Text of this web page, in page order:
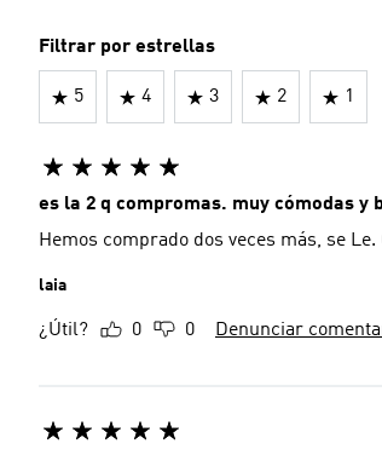
Filtrar por estrellas
5 4 3 2 1
es la 2 q compromas. muy cómodas y
Hemos comprado dos veces más, se
laia
¿Útil? 0 0 Denunciar